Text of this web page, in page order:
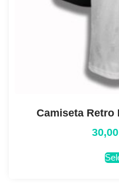
Camiseta Retro
30,00